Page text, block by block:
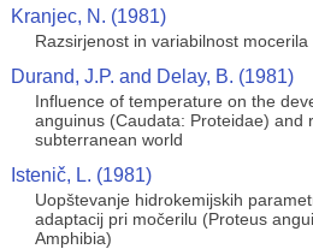
Kranjec, N. (1981)
Razsirjenost in variabilnost
Durand, J.P. and Delay, B. (1981)
Influence of temperature on the
anguinus (Caudata: Proteidae) and
subterranean world
Istenič, L. (1981)
Uopštevanje hidrokemijskih
adaptacij pri močerilu (Proteus
Amphibia)